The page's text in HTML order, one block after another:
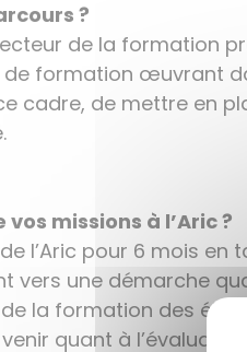
?
de la formation
formation œuvrant
cadre, de mettre en
missions à l’Aric ?
de l’Aric pour 6 mois
vers une démarche
la formation des
quant à